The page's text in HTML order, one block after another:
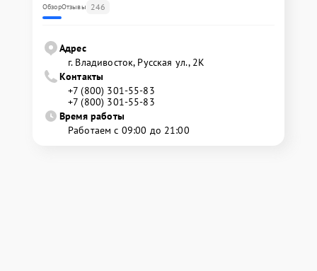
ОбзорОтзывы 246
Адрес
г. Владивосток, Русская ул., 2К
Контакты
+7 (800) 301-55-83
+7 (800) 301-55-83
Время работы
Работаем с 09:00 до 21:00